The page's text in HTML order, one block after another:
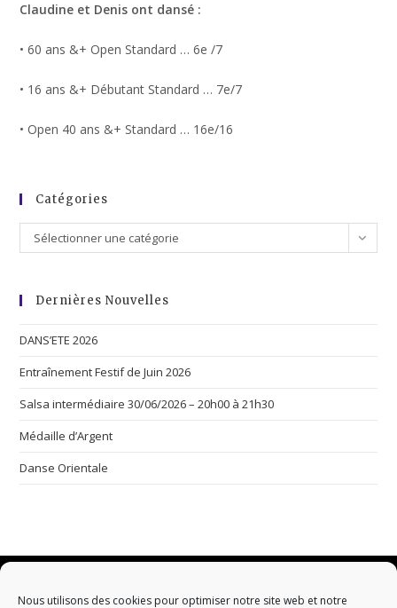
Nous utilisons des cookies pour optimiser notre site web et notre
Claudine et Denis ont dansé :
• 60 ans &+ Open Standard … 6e /7
• 16 ans &+ Débutant Standard … 7e/7
• Open 40 ans &+ Standard … 16e/16
Catégories
Sélectionner une catégorie
Dernières Nouvelles
DANS’ETE 2026
Entraînement Festif de Juin 2026
Salsa intermédiaire 30/06/2026 – 20h00 à 21h30
Médaille d’Argent
Danse Orientale